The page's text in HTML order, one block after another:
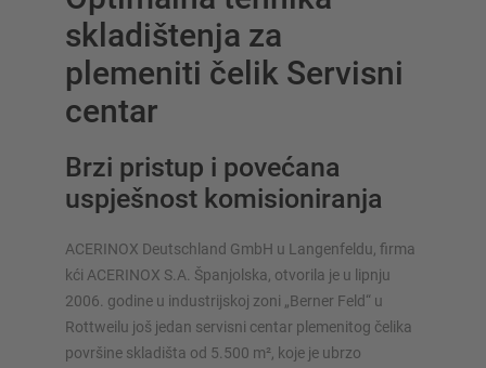
skladištenja za
plemeniti čelik Servisni
centar
Brzi pristup i povećana
uspješnost komisioniranja
ACERINOX Deutschland GmbH u Langenfeldu, firma
kći ACERINOX S.A. Španjolska, otvorila je u lipnju
2006. godine u industrijskoj zoni „Berner Feld“ u
Rottweilu još jedan servisni centar plemenitog čelika
površine skladišta od 5.500 m², koje je ubrzo
SUSTAVI SKLADIŠTENJA
Paletni regal
Automatski sustavi skladištenja
Regalne hale
Skladišni podesti
Vertikalni sustavi regala